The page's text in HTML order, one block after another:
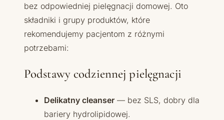
bez odpowiedniej pielęgnacji domowej. Oto
składniki i grupy produktów, które
rekomendujemy pacjentom z różnymi
potrzebami:
Podstawy codziennej pielęgnacji
Delikatny cleanser — bez SLS, dobry dla
bariery hydrolipidowej.